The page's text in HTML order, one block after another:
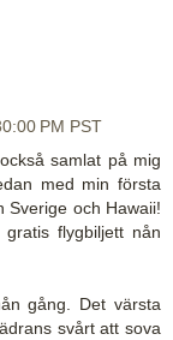
PM PST
samlat på mig
med min första
Sverige och Hawaii!
flygbiljett nån
gång. Det värsta
svårt att sova